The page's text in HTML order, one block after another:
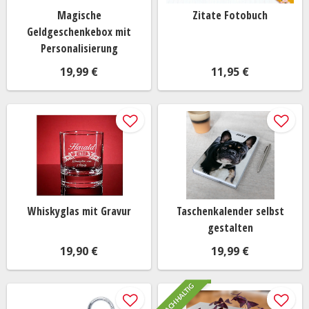
lieber etwas Aktives schenken möchtest, könnten ein
farbenfrohes Springseil oder ein Jonglierball-Set eine
tolle Idee sein, um die Kleinen zum Toben zu animieren.
Denke daran, dass Sicherheit und Altersgerechtigkeit
immer wichtig sind, um
das passende Geschenk für das
Kindzu finden.
Für den Haustierliebhaber: Tierisch gute
Überraschungen!
Nicht nur Menschen, sondern auch unsere geliebten
Vierbeiner verdienen es, beschenkt zu werden. Wenn du
jemanden kennst, der sein Haustier über alles liebt, gibt
es einigenette Geschenkideen
für den pelzigen
Freund. Ein neues Hundespielzeug oder eine gemütliche
Katzenhöhle können für freudiges Schwanzwedeln oder
Schnurren sorgen. Ebenso könnten leckere Snacks oder
ein hübsches Futtergeschirr eine tolle Überraschung für
das Haustier und seinen Besitzer darstellen.
Magische
Geldgeschenkebox mit
Personalisierung
19,99 €
Zitate Fotobuch
11,95 €
Whiskyglas mit Gravur
19,90 €
Taschenkalender selbst
gestalten
19,99 €
NACHHALTIG